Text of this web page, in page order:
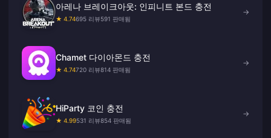
아레나 브레이크아웃: 인피니트 본드 충전
★ 4.74695 리뷰591 판매됨
→
Chamet 다이아몬드 충전
★ 4.74720 리뷰814 판매됨
→
HiParty 코인 충전
★ 4.99531 리뷰854 판매됨
→